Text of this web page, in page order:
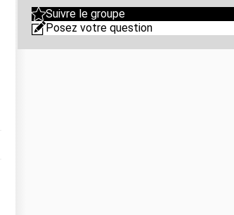
Suivre le groupe
Posez votre question